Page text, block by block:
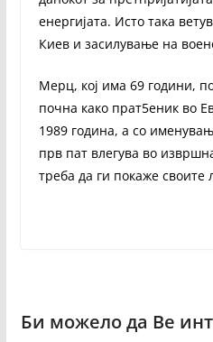
енергијата. Исто така
Киев и засилување на
Мерц, кој има 69 години,
почна како прат5еник во
1989 година, а со
прв пат влегува во
треба да ги покаже своите